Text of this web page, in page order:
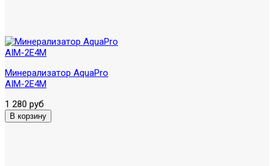
Минерализатор AquaPro
AIM-2E4M
1 280 руб